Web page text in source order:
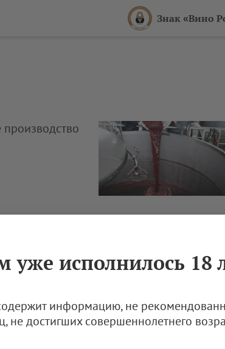
Знак «Вино
производство
уже исполнилось 18
информацию, не
не достигших совершеннолетнего